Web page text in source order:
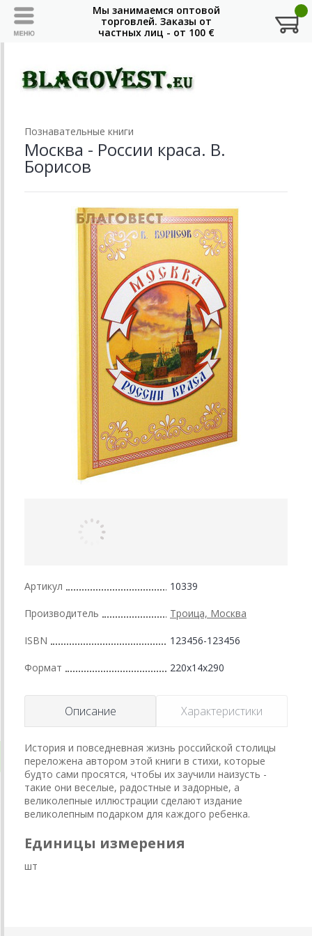
Познавательные книги
Москва - России краса. В.
Борисов
Артикул 10339
Производитель Троица, Москва
ISBN 123456-123456
Формат 220x14x290
Описание Характеристики
История и повседневная жизнь российской столицы
переложена автором этой книги в стихи, которые
будто сами просятся, чтобы их заучили наизусть -
такие они веселые, радостные и задорные, а
великолепные иллюстрации сделают издание
великолепным подарком для каждого ребенка.
Единицы измерения
шт